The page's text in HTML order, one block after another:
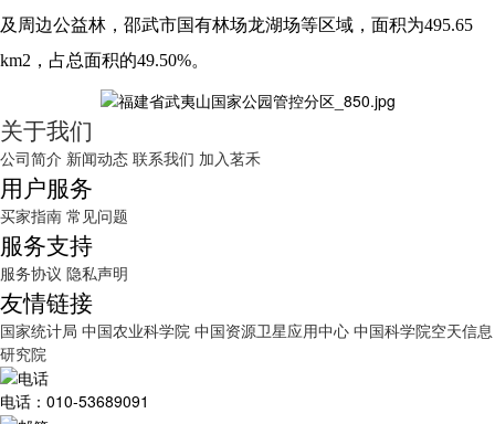
及周边公益林，邵武市国有林场龙湖场等区域，面积为495.65
km2，占总面积的49.50%。
关于我们
公司简介 新闻动态 联系我们 加入茗禾
用户服务
买家指南 常见问题
服务支持
服务协议 隐私声明
友情链接
国家统计局 中国农业科学院 中国资源卫星应用中心 中国科学院空天信息
研究院
电话：010-53689091